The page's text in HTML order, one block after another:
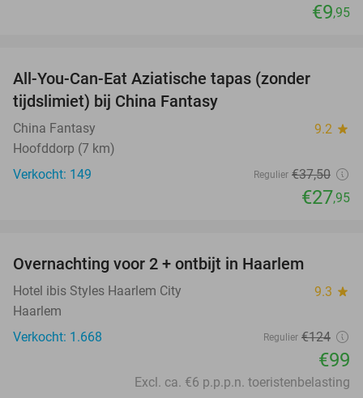
€9,95
All-You-Can-Eat Aziatische tapas (zonder
tijdslimiet) bij China Fantasy
China Fantasy 9.2 star
Hoofddorp (7 km)
Verkocht: 149
Regulier €37,50
€27,95
Overnachting voor 2 + ontbijt in Haarlem
Hotel ibis Styles Haarlem City 9.3 star
Haarlem
Verkocht: 1.668
Regulier €124
€99
Excl. ca. €6 p.p.p.n. toeristenbelasting